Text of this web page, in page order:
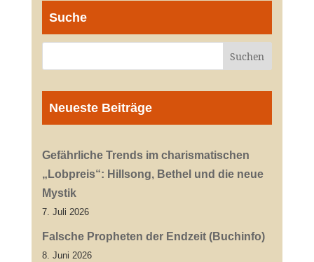
Suche
Neueste Beiträge
Gefährliche Trends im charismatischen
„Lobpreis“: Hillsong, Bethel und die neue
Mystik
7. Juli 2026
Falsche Propheten der Endzeit (Buchinfo)
8. Juni 2026